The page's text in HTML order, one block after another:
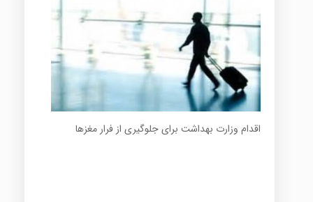
اقدام وزارت بهداشت برای جلوگیری از فرار مغزها